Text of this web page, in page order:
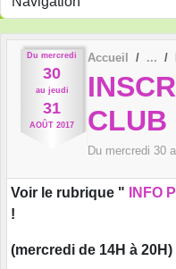
Du mercredi
30
au jeudi
31
AOÛT 2017
Accueil
CLUB
Du mercredi 30
Voir le rubrique " INFO
!
(mercredi de 14H à 20H)